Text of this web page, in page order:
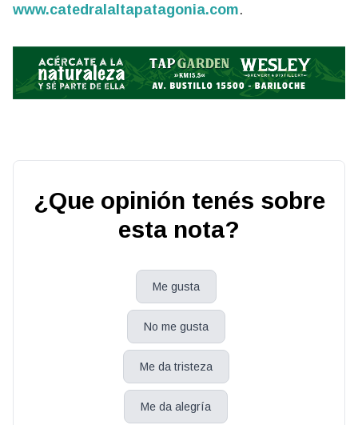
www.catedralaltapatagonia.com.
¿Que opinión tenés sobre
esta nota?
Me gusta
No me gusta
Me da tristeza
Me da alegría